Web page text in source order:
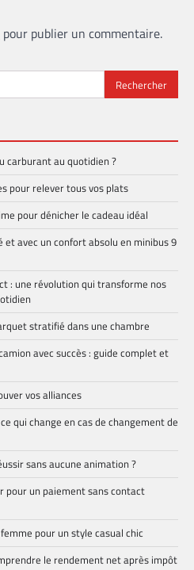
pour publier un commentaire.
carburant au quotidien ?
pour relever tous vos plats
pour dénicher le cadeau idéal
avec un confort absolu en minibus 9
: une révolution qui transforme nos
stratifié dans une chambre
avec succès : guide complet et
vos alliances
qui change en cas de changement de
sans aucune animation ?
pour un paiement sans contact
pour un style casual chic
le rendement net après impôt